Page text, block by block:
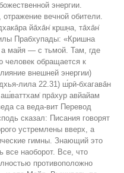
энергии.
вечной обители.
йа̄ха̄н̇ кр̣шн̣а, та̄ха̄н̇
Прабхупады: «Кришна
а майя — с тьмой. Там, где
человек обращается к
внешней энергии)
лила 22.31) ш́рӣ-бхагава̄н
пра̄хур авйайам
са веда-вит Перевод
сказал: Писания говорят
устремлены вверх, а
гимны. Знающий это
все наоборот. Все, что
противоположно